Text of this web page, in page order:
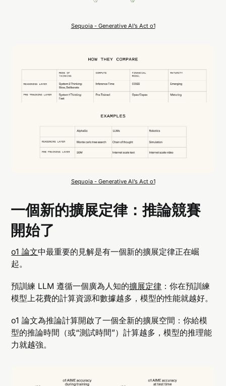
Sequoia - Generative AI’s Act o1
Sequoia - Generative AI’s Act o1
一個新的擴展定律：推論競賽
開始了
o1 論文中最重要的見解是有一個新的擴展定律正在崛
起。
預訓練 LLM 遵循一個廣為人知的擴展定律 ：你在預訓練
模型上花費的計算資源和數據越多，模型的性能就越好。
o1 論文為推論計算開啟了一個全新的擴展空間：你給模
型的推論時間（或“測試時間”）計算越多，模型的推理能
力就越強。